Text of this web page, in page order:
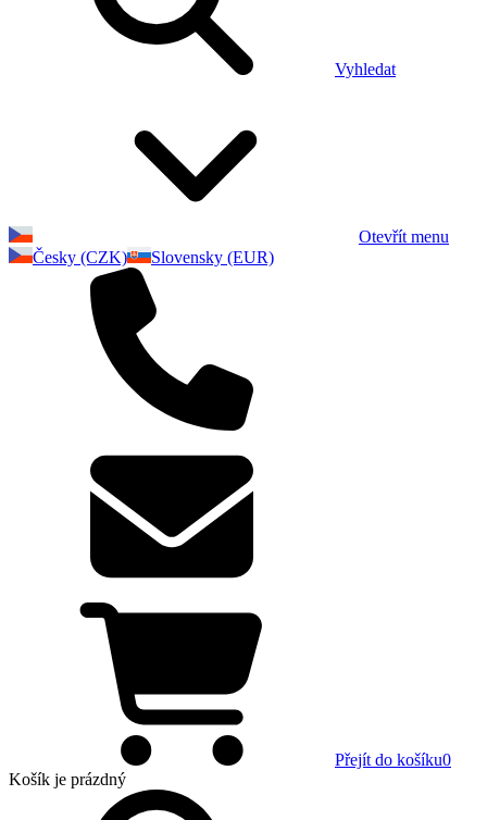
Vyhledat
Otevřít menu
Česky (CZK)
Slovensky (EUR)
Přejít do košíku0
Košík je prázdný